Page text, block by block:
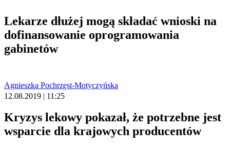
Lekarze dłużej mogą składać wnioski na
dofinansowanie oprogramowania
gabinetów
Agnieszka Pochrzęst-Motyczyńska
12.08.2019 | 11:25
Kryzys lekowy pokazał, że potrzebne jest
wsparcie dla krajowych producentów